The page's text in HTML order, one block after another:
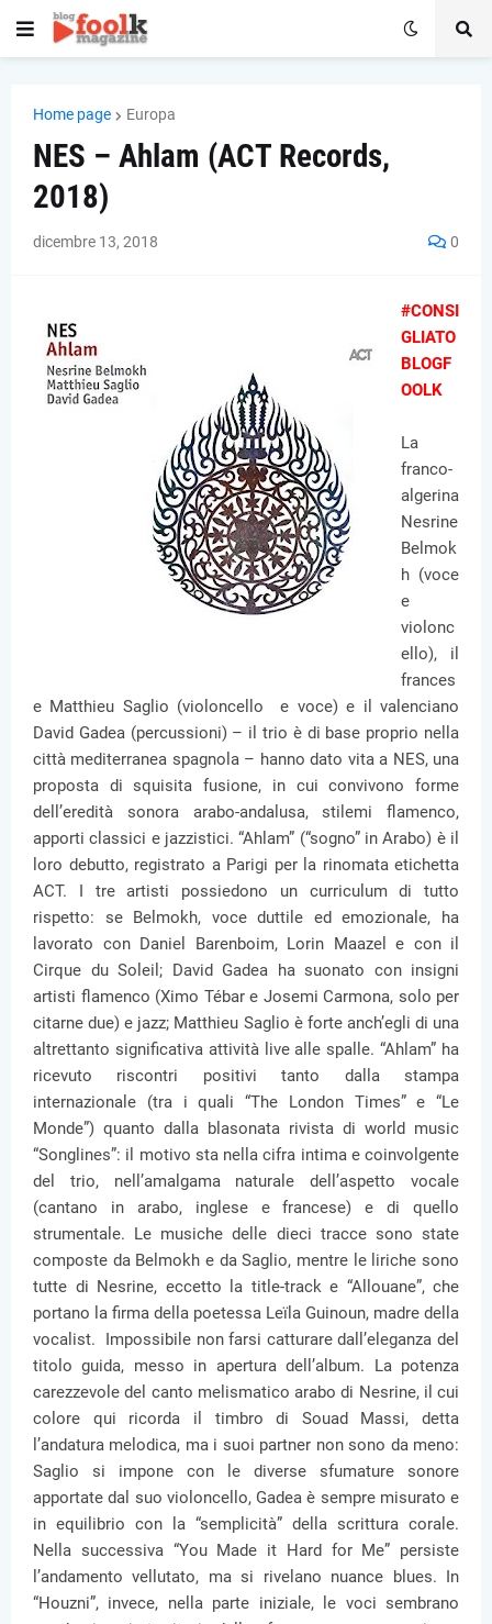
Home page Europa
NES – Ahlam (ACT Records,
2018)
dicembre 13, 2018 0
#CONSI
GLIATO
BLOGF
OOLK
La
franco-
algerina
Nesrine
Belmok
h (voce
e
violonc
ello), il
frances
e Matthieu Saglio (violoncello e voce) e il valenciano
David Gadea (percussioni) – il trio è di base proprio nella
città mediterranea spagnola – hanno dato vita a NES, una
proposta di squisita fusione, in cui convivono forme
dell’eredità sonora arabo-andalusa, stilemi flamenco,
apporti classici e jazzistici. “Ahlam” (“sogno” in Arabo) è il
loro debutto, registrato a Parigi per la rinomata etichetta
ACT. I tre artisti possiedono un curriculum di tutto
rispetto: se Belmokh, voce duttile ed emozionale, ha
lavorato con Daniel Barenboim, Lorin Maazel e con il
Cirque du Soleil; David Gadea ha suonato con insigni
artisti flamenco (Ximo Tébar e Josemi Carmona, solo per
citarne due) e jazz; Matthieu Saglio è forte anch’egli di una
altrettanto significativa attività live alle spalle. “Ahlam” ha
ricevuto riscontri positivi tanto dalla stampa
internazionale (tra i quali “The London Times” e “Le
Monde”) quanto dalla blasonata rivista di world music
“Songlines”: il motivo sta nella cifra intima e coinvolgente
del trio, nell’amalgama naturale dell’aspetto vocale
(cantano in arabo, inglese e francese) e di quello
strumentale. Le musiche delle dieci tracce sono state
composte da Belmokh e da Saglio, mentre le liriche sono
tutte di Nesrine, eccetto la title-track e “Allouane”, che
portano la firma della poetessa Leïla Guinoun, madre della
vocalist. Impossibile non farsi catturare dall’eleganza del
titolo guida, messo in apertura dell’album. La potenza
carezzevole del canto melismatico arabo di Nesrine, il cui
colore qui ricorda il timbro di Souad Massi, detta
l’andatura melodica, ma i suoi partner non sono da meno:
Saglio si impone con le diverse sfumature sonore
apportate dal suo violoncello, Gadea è sempre misurato e
in equilibrio con la “semplicità” della scrittura corale.
Nella successiva “You Made it Hard for Me” persiste
l’andamento vellutato, ma si rivelano nuance blues. In
“Houzni”, invece, nella parte iniziale, le voci sembrano